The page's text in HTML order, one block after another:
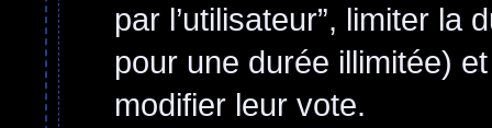
par l’utilisateur”, limiter la
pour une durée illimitée)
modifier leur vote.